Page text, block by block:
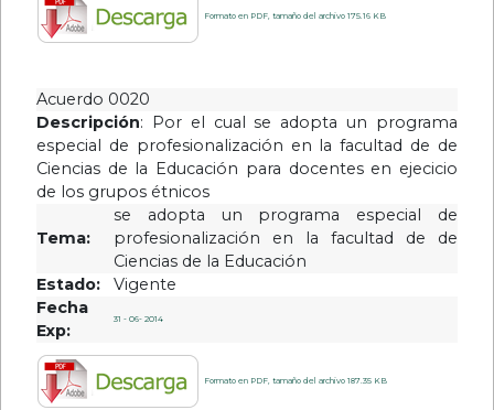
Formato en PDF, tamaño del archivo 175.16 KB
Acuerdo 0020
Descripción: Por el cual se adopta un programa
especial de profesionalización en la facultad de de
Ciencias de la Educación para docentes en ejecicio
de los grupos étnicos
Tema:
se adopta un programa especial de
profesionalización en la facultad de de
Ciencias de la Educación
Estado:
Vigente
Fecha
Exp:
31 - 06- 2014
Formato en PDF, tamaño del archivo 187.35 KB